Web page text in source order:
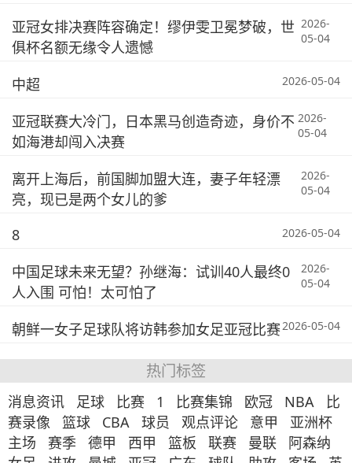
亚冠女排决赛阵容确定！缪伊雯卫冕梦破，世
俱杯名额无缘令人遗憾
2026-
05-04
中超 2026-05-04
亚冠联赛大冷门，日本黑马创造奇迹，身价不
如海港却闯入决赛
2026-
05-04
离开上海后，前国脚加盟大连，妻子年轻漂
亮，现已是两个女儿的爹
2026-
05-04
8 2026-05-04
中国足球未来无望？孙继海：试训40人最终0
人入围 可怕！太可怕了
2026-
05-04
朝鲜一女子足球队将访韩参加女足亚冠比赛2026-05-04
热门标签
消息资讯 足球 比赛 1 比赛集锦 欧冠 NBA
比
赛录像
篮球 CBA 球员 观点评论 意甲
亚洲杯
主场
赛季 德甲 西甲 篮板 联赛 曼联
阿森纳